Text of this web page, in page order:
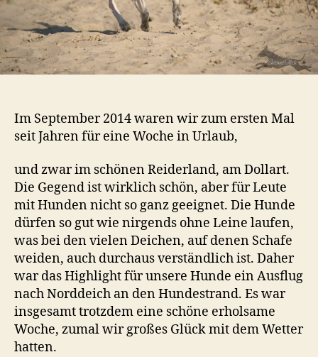
Im September 2014 waren wir zum ersten Mal
seit Jahren für eine Woche in Urlaub,
und zwar im schönen Reiderland, am Dollart.
Die Gegend ist wirklich schön, aber für Leute
mit Hunden nicht so ganz geeignet. Die Hunde
dürfen so gut wie nirgends ohne Leine laufen,
was bei den vielen Deichen, auf denen Schafe
weiden, auch durchaus verständlich ist. Daher
war das Highlight für unsere Hunde ein Ausflug
nach Norddeich an den Hundestrand. Es war
insgesamt trotzdem eine schöne erholsame
Woche, zumal wir großes Glück mit dem Wetter
hatten.